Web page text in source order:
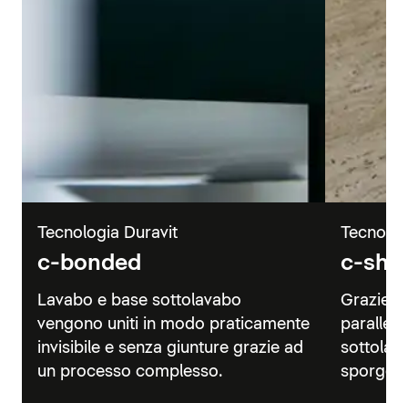
Tecnologia Duravit
c-bonded
Lavabo e base sottolavabo
vengono uniti in modo praticamente
invisibile e senza giunture grazie ad
un processo complesso.
c-
Grazie